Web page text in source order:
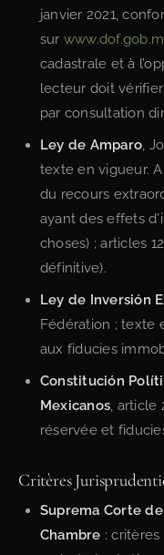
janvier 2021,
sur
cadastrale et à
lecteur doit
par consultation
Ley de Amparo ,
texte en vigueur.
du recours
ayant des effets
choses) ; articles
définitive).
Ley de Inversión
Fédération ; texte
aux fiducies
Constitución
Mexicanos ,
réservée et
Critères
Suprema Corte
Chambre :